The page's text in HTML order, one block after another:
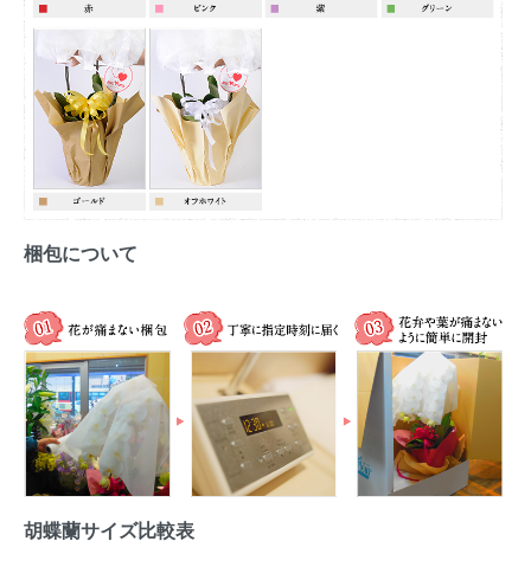
梱包について
胡蝶蘭サイズ比較表